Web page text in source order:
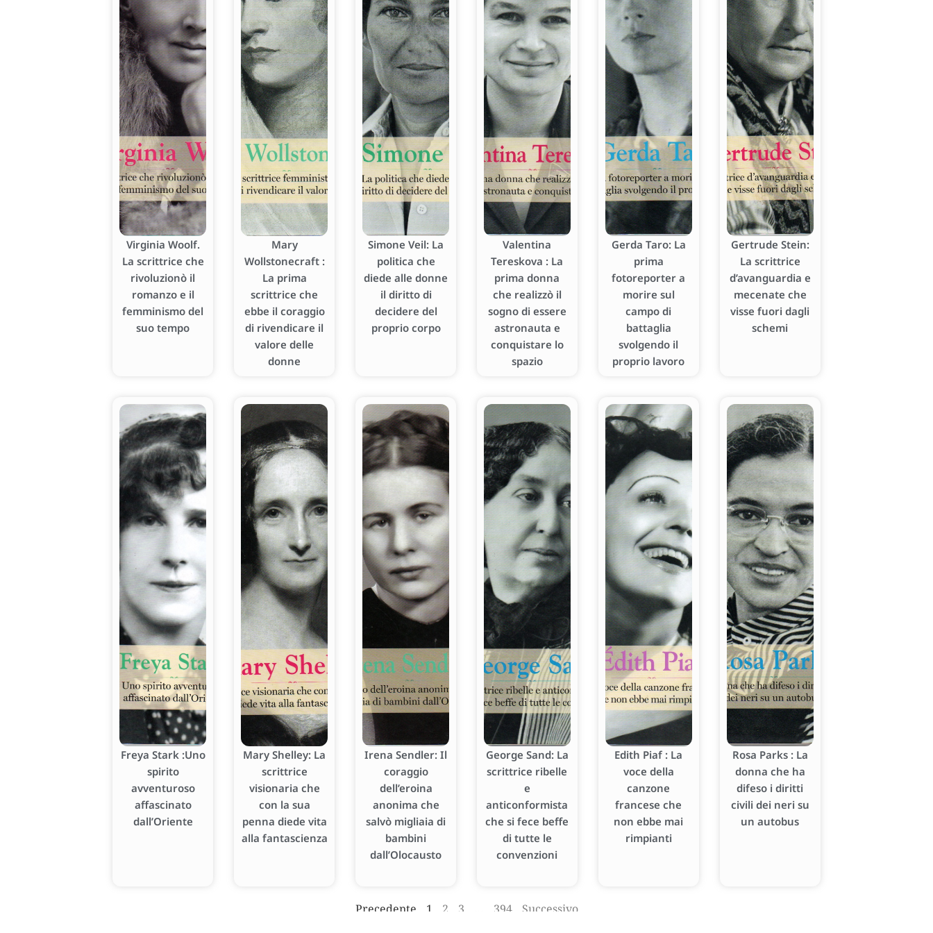
Virginia Woolf.
La scrittrice che
rivoluzionò il
romanzo e il
femminismo del
suo tempo
Mary
Wollstonecraft :
La prima
scrittrice che
ebbe il coraggio
di rivendicare il
valore delle
donne
Simone Veil: La
politica che
diede alle donne
il diritto di
decidere del
proprio corpo
Valentina
Tereskova : La
prima donna
che realizzò il
sogno di essere
astronauta e
conquistare lo
spazio
Gerda Taro: La
prima
fotoreporter a
morire sul
campo di
battaglia
svolgendo il
proprio lavoro
Gertrude Stein:
La scrittrice
d’avanguardia e
mecenate che
visse fuori dagli
schemi
Freya Stark :Uno
spirito
avventuroso
affascinato
dall’Oriente
Mary Shelley: La
scrittrice
visionaria che
con la sua
penna diede vita
alla fantascienza
Irena Sendler: Il
coraggio
dell’eroina
anonima che
salvò migliaia di
bambini
dall’Olocausto
George Sand: La
scrittrice ribelle
e
anticonformista
che si fece beffe
di tutte le
convenzioni
Edith Piaf : La
voce della
canzone
francese che
non ebbe mai
rimpianti
Rosa Parks : La
donna che ha
difeso i diritti
civili dei neri su
un autobus
Precedente 1 2 3 394 Successivo